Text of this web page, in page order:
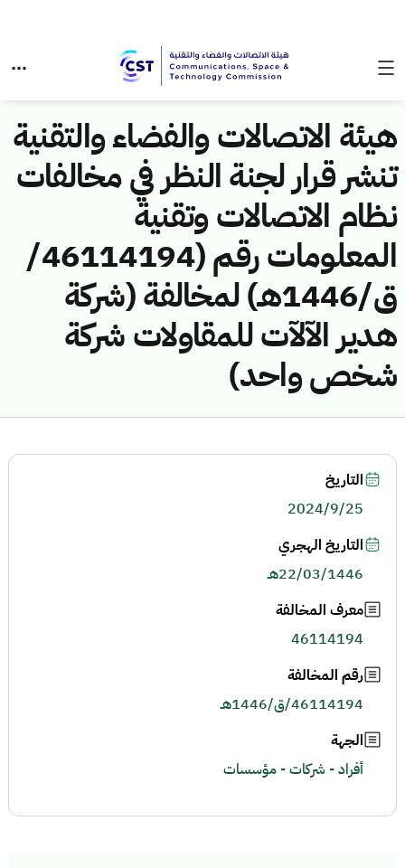
هيئة الاتصالات والفضاء والتقنية
تنشر قرار لجنة النظر في مخالفات
نظام الاتصالات وتقنية
المعلومات رقم (46114194/
ق/1446هـ) لمخالفة (شركة
هدير الآلآت للمقاولات شركة
شخص واحد)
التاريخ
2024/9/25
التاريخ الهجري
22/03/1446هـ
معرف المخالفة
46114194
رقم المخالفة
46114194/ق/1446هـ
الجهة
أفراد - شركات - مؤسسات